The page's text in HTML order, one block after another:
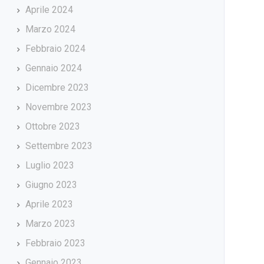
Aprile 2024
Marzo 2024
Febbraio 2024
Gennaio 2024
Dicembre 2023
Novembre 2023
Ottobre 2023
Settembre 2023
Luglio 2023
Giugno 2023
Aprile 2023
Marzo 2023
Febbraio 2023